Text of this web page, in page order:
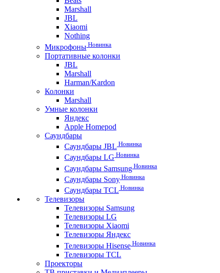
Marshall
JBL
Xiaomi
Nothing
Микрофоны Новинка
Портативные колонки
JBL
Marshall
Harman/Kardon
Колонки
Marshall
Умные колонки
Яндекс
Apple Homepod
Саундбары
Саундбары JBL Новинка
Саундбары LG Новинка
Саундбары Samsung Новинка
Саундбары Sony Новинка
Саундбары TCL Новинка
Телевизоры
Телевизоры Samsung
Телевизоры LG
Телевизоры Xiaomi
Телевизоры Яндекс
Телевизоры Hisense Новинка
Телевизоры TCL
Проекторы